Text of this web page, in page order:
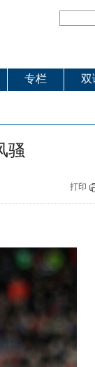
专栏 双
骚
打印